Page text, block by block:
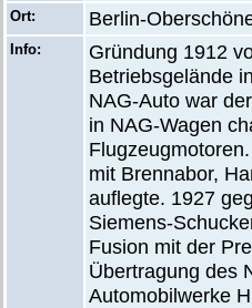
Ort: Berlin-
Info:
Gründung 1912
Betriebsgelände
NAG-Auto war
in NAG-Wagen
mit Brennabor,
auflegte. 1927
Siemens-
Fusion mit der
Übertragung des
Automobilwerke